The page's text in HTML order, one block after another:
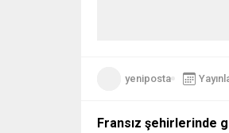
yeniposta
Fransız şehirlerinde